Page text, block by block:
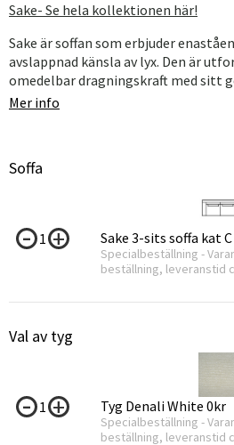
Sake- Se hela kollektionen här!
Sake är soffan som erbjuder
avslappnad känsla av lyx. Den är
omedelbar dragningskraft med sitt
Mer info
Soffa
1 Sake 3-sits soffa kat C
Specialbeställning -
beställning, leveranstid
Val av tyg
1 Tyg Denali White 0kr
Specialbeställning -
beställning, leveranstid